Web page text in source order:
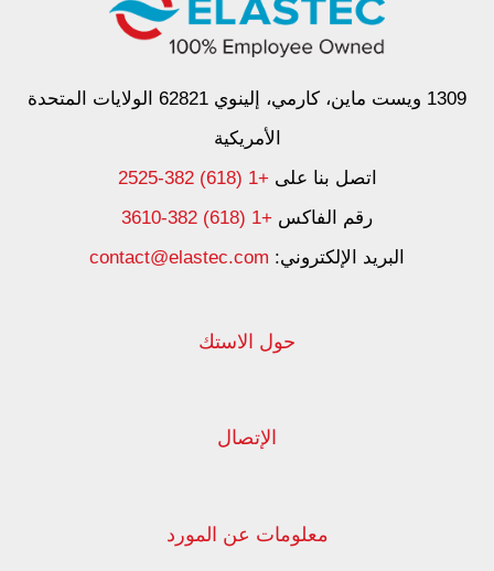
1309 ويست ماين، كارمي، إلينوي 62821 الولايات المتحدة
الأمريكية
اتصل بنا على +1 (618) 382-2525
رقم الفاكس +1 (618) 382-3610
البريد الإلكتروني: contact@elastec.com
حول الاستك
الإتصال
معلومات عن المورد